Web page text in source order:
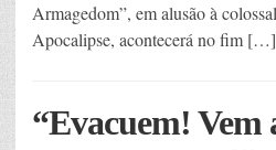
Armagedom”, em alusão à
Apocalipse, acontecerá no fim […]
“Evacuem! Vem